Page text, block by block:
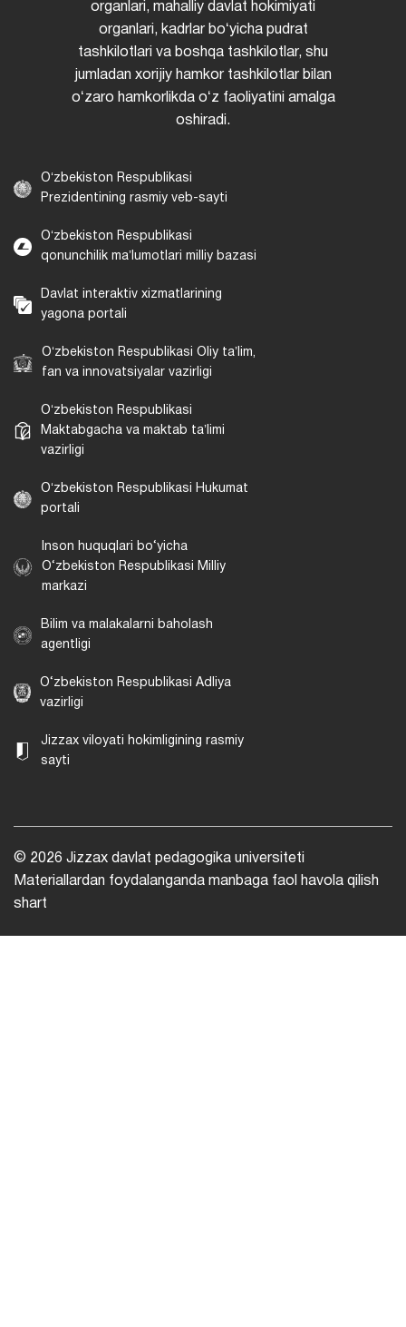
organlari, mahalliy davlat hokimiyati
organlari, kadrlar boʻyicha pudrat
tashkilotlari va boshqa tashkilotlar, shu
jumladan xorijiy hamkor tashkilotlar bilan
oʻzaro hamkorlikda oʻz faoliyatini amalga
oshiradi.
Oʻzbekiston Respublikasi
Prezidentining rasmiy veb-sayti
Oʻzbekiston Respublikasi
qonunchilik maʼlumotlari milliy bazasi
Davlat interaktiv xizmatlarining
yagona portali
Oʻzbekiston Respublikasi Oliy taʼlim,
fan va innovatsiyalar vazirligi
Oʻzbekiston Respublikasi
Maktabgacha va maktab taʼlimi
vazirligi
Oʻzbekiston Respublikasi Hukumat
portali
Inson huquqlari bo‘yicha
O‘zbekiston Respublikasi Milliy
markazi
Bilim va malakalarni baholash
agentligi
O‘zbekiston Respublikasi Adliya
vazirligi
Jizzax viloyati hokimligining rasmiy
sayti
© 2026 Jizzax davlat pedagogika universiteti
Materiallardan foydalanganda manbaga faol havola qilish
shart